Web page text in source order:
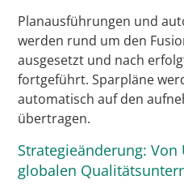
Planausführungen und
werden rund um den
ausgesetzt und nach
fortgeführt. Sparpläne
automatisch auf den
übertragen.
Strategieänderung: Von
globalen